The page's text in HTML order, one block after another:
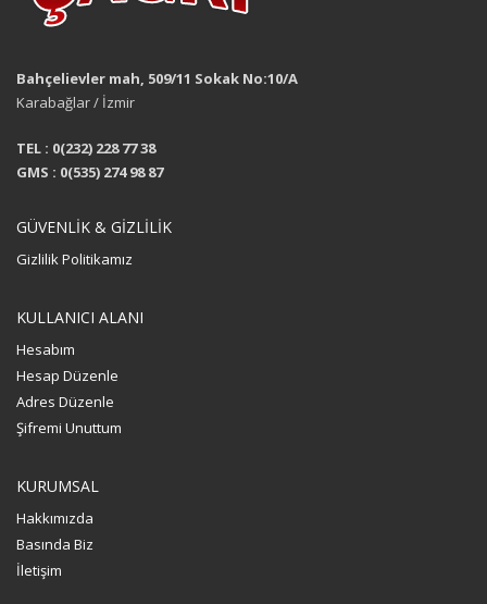
Bahçelievler mah, 509/11 Sokak No:10/A
Karabağlar / İzmir
TEL : 0(232) 228 77 38
GMS : 0(535) 274 98 87
GÜVENLİK & GİZLİLİK
Gizlilik Politikamız
KULLANICI ALANI
Hesabım
Hesap Düzenle
Adres Düzenle
Şifremi Unuttum
KURUMSAL
Hakkımızda
Basında Biz
İletişim